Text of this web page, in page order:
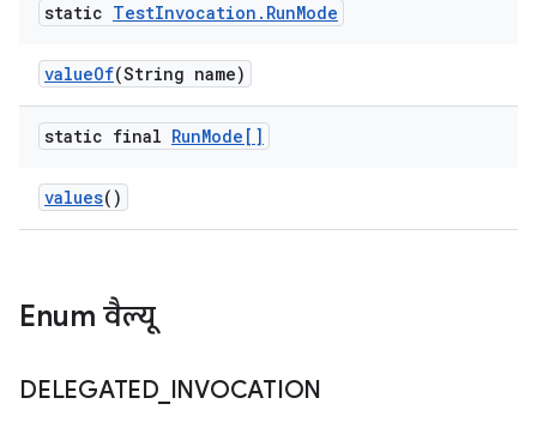
static TestInvocation . RunMode
valueOf(String name)
static final RunMode[]
values()
Enum वैल्यू
DELEGATED_ INVOCATION